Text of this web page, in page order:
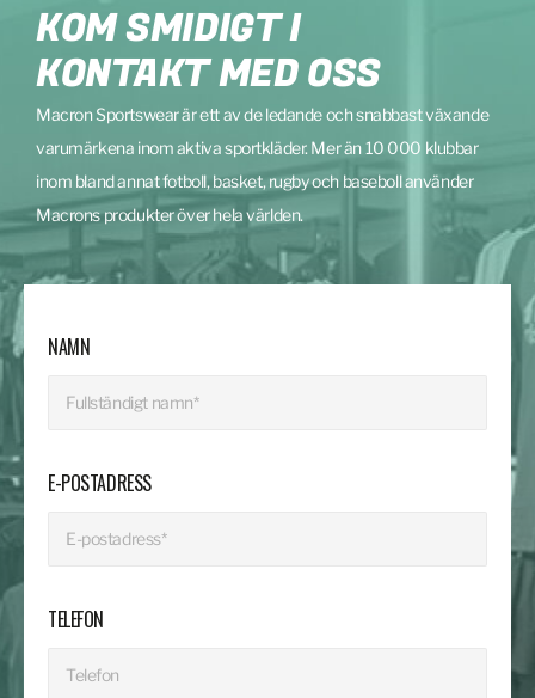
KOM SMIDIGT I
KONTAKT MED OSS
Macron Sportswear är ett av de ledande och snabbast växande
varumärkena inom aktiva sportkläder. Mer än 10 000 klubbar
inom bland annat fotboll, basket, rugby och baseboll använder
Macrons produkter över hela världen.
NAMN
E-POSTADRESS
TELEFON